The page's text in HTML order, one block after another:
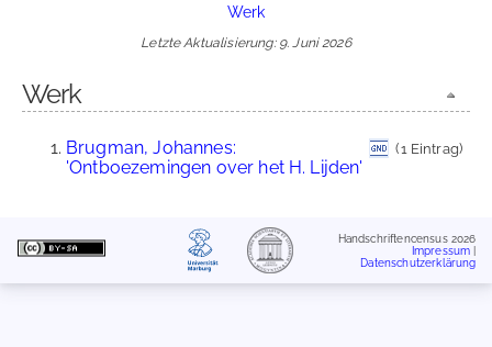
Werk
Letzte Aktualisierung: 9. Juni 2026
Werk
Brugman, Johannes:
'Ontboezemingen over het H. Lijden'
(1 Eintrag)
Handschriftencensus 2026
Impressum
Datenschutzerklärung